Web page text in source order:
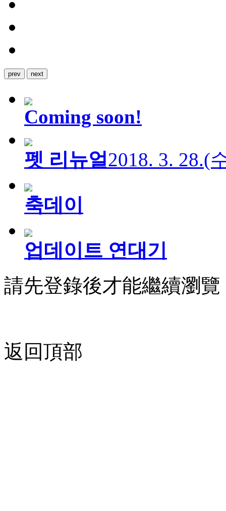
prev next
Coming soon!
펫 리뉴얼2018. 3. 28.(
축데이
업데이트 연대기
請先登錄後才能繼續瀏覽
返回頂部